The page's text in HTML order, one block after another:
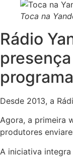
Toca na
Rádio
Desde 2013, a
Agora, a primeira
produtores
A iniciativa integra